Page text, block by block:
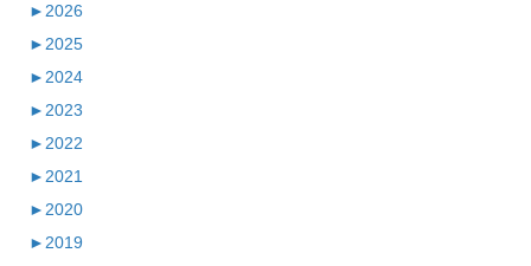
► 2026
► 2025
► 2024
► 2023
► 2022
► 2021
► 2020
► 2019